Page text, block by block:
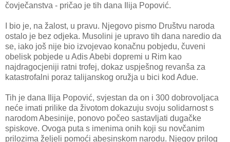
čovječanstva - pričao je tih dana Ilija Popović.
I bio je, na žalost, u pravu. Njegovo pismo Društvu naroda
ostalo je bez odjeka. Musolini je upravo tih dana naredio da
se, iako još nije bio izvojevao konačnu pobjedu, čuveni
obelisk pobjede u Adis Abebi dopremi u Rim kao
najdragocjeniji ratni trofej, dokaz uspješnog revanša za
katastrofalni poraz talijanskog oružja u bici kod Adue.
Tih je dana Ilija Popović, svjestan da on i 300 dobrovoljaca
neće imati prilike da životom dokazuju svoju solidarnost s
narodom Abesinije, ponovo počeo sastavljati dugačke
spiskove. Ovoga puta s imenima onih koji su novčanim
prilozima željeli pomoći abesinskom narodu. Njegov prilog